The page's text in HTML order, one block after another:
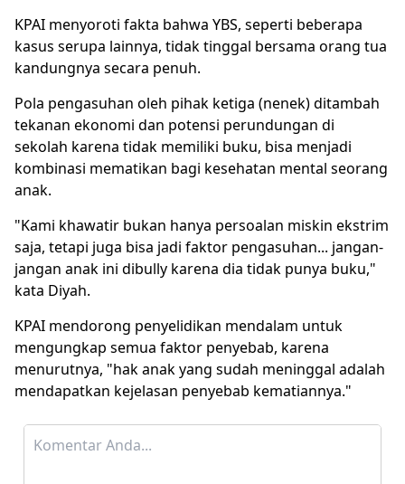
KPAI menyoroti fakta bahwa YBS, seperti beberapa
kasus serupa lainnya, tidak tinggal bersama orang tua
kandungnya secara penuh.
Pola pengasuhan oleh pihak ketiga (nenek) ditambah
tekanan ekonomi dan potensi perundungan di
sekolah karena tidak memiliki buku, bisa menjadi
kombinasi mematikan bagi kesehatan mental seorang
anak.
"Kami khawatir bukan hanya persoalan miskin ekstrim
saja, tetapi juga bisa jadi faktor pengasuhan... jangan-
jangan anak ini dibully karena dia tidak punya buku,"
kata Diyah.
KPAI mendorong penyelidikan mendalam untuk
mengungkap semua faktor penyebab, karena
menurutnya, "hak anak yang sudah meninggal adalah
mendapatkan kejelasan penyebab kematiannya."